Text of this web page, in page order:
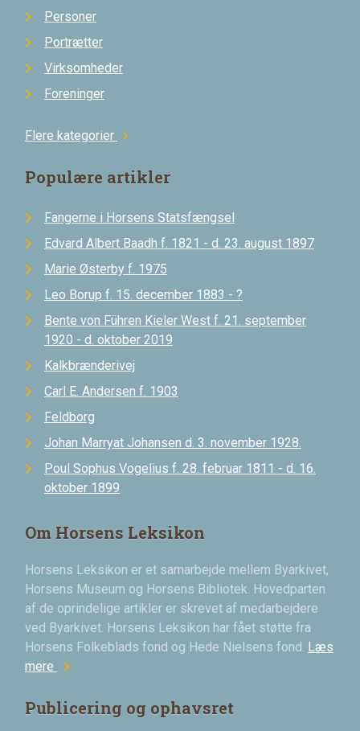
Personer
Portrætter
Virksomheder
Foreninger
Flere kategorier chevron_right
Populære artikler
Fangerne i Horsens Statsfængsel
Edvard Albert Baadh f. 1821 - d. 23. august 1897
Marie Østerby f. 1975
Leo Borup f. 15. december 1883 - ?
Bente von Führen Kieler West f. 21. september
1920 - d. oktober 2019
Kalkbrænderivej
Carl E. Andersen f. 1903
Feldborg
Johan Marryat Johansen d. 3. november 1928.
Poul Sophus Vogelius f. 28. februar 1811 - d. 16.
oktober 1899
Om Horsens Leksikon
Horsens Leksikon er et samarbejde mellem Byarkivet,
Horsens Museum og Horsens Bibliotek. Hovedparten
af de oprindelige artikler er skrevet af medarbejdere
ved Byarkivet. Horsens Leksikon har fået støtte fra
Horsens Folkeblads fond og Hede Nielsens fond. Læs
mere chevron_right
Publicering og ophavsret